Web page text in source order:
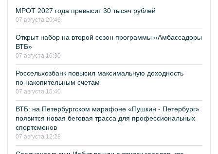
МРОТ 2027 года превысит 30 тысяч рублей
07 августа 20:46
Открыт набор на второй сезон программы «Амбассадоры
ВТБ»
07 августа 16:30
Россельхозбанк повысил максимальную доходность
по накопительным счетам
07 августа 15:40
ВТБ: на Петербургском марафоне «Пушкин - Петербург»
появится новая беговая трасса для профессиональных
спортсменов
07 августа 12:28